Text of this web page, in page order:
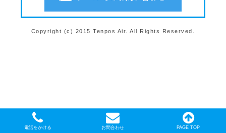
Copyright (c) 2015 Tenpos Air. All Rights Reserved.
電話をかける お問合わせ PAGE TOP